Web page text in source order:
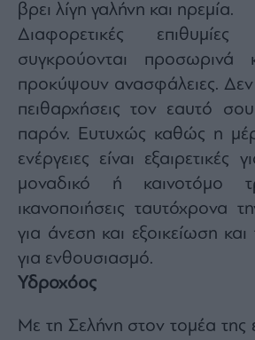
βρει λίγη γαλήνη και ηρεμία.
Διαφορετικές
συγκρούονται προσωρινά
προκύψουν ανασφάλειες. Δεν
πειθαρχήσεις τον εαυτό
παρόν. Ευτυχώς καθώς η
ενέργειες είναι εξαιρετικές
μοναδικό ή καινοτόμο
ικανοποιήσεις ταυτόχρονα
για άνεση και εξοικείωση
για ενθουσιασμό.
Υδροχόος
Με τη Σελήνη στον τομέα της